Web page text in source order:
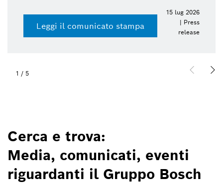
Leggi il comunicato stampa
15 lug 2026
| Press
release
1 / 5
Cerca e trova:
Media, comunicati, eventi
riguardanti il Gruppo Bosch